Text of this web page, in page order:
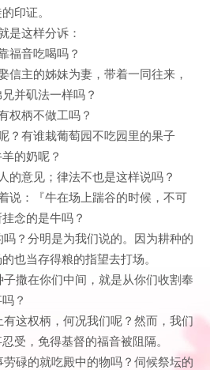
印证。
是这样分诉：
福音吃喝吗？
信主的姊妹为妻，带着一同往来，
并矶法一样吗？
权柄不做工吗？
？有谁栽葡萄园不吃园里的果子
的奶呢？
的意见；律法不也是这样说吗？
说：『牛在场上踹谷的时候，不可
念的是牛吗？
？分明是为我们说的。因为耕种的
也当存得粮的指望去打场。
撒在你们中间，就是从你们收割奉
？
这权柄，何况我们呢？然而，我们
受，免得基督的福音被阻隔。
碌的就吃殿中的物吗？伺候祭坛的